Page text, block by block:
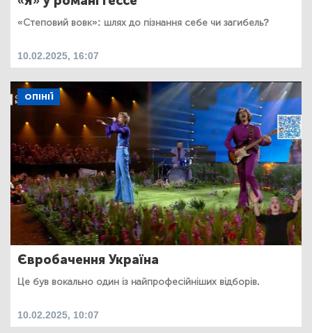
«Степовий вовк»: шлях до пізнання себе чи загибель?
10.02.2025, 16:07
ОПІНІЇ
Євробачення Україна
Це був вокально один із найпрофесійніших відборів.
10.02.2025, 10:07